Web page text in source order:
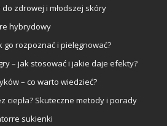
zdrowej i młodszej skóry
hybrydowy
go rozpoznać i pielęgnować?
– jak stosować i jakie daje efekty?
– co warto wiedzieć?
ciepła? Skuteczne metody i porady
sukienki